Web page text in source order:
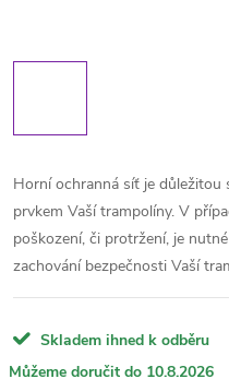
Horní ochranná síť je
prvkem Vaší trampolíny. V
poškození, či protržení, je
zachování bezpečnosti Vaší
Skladem ihned k odběru
10.8.2026